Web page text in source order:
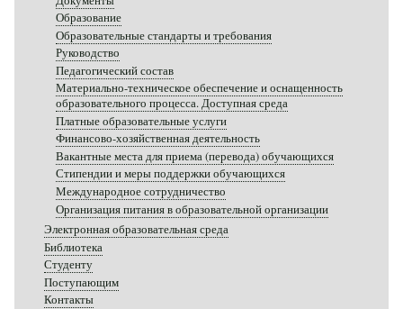
Образование
Образовательные стандарты и требования
Руководство
Педагогический состав
Материально-техническое обеспечение и оснащенность
образовательного процесса. Доступная среда
Платные образовательные услуги
Финансово-хозяйственная деятельность
Вакантные места для приема (перевода) обучающихся
Стипендии и меры поддержки обучающихся
Международное сотрудничество
Организация питания в образовательной организации
Электронная образовательная среда
Библиотека
Студенту
Поступающим
Контакты